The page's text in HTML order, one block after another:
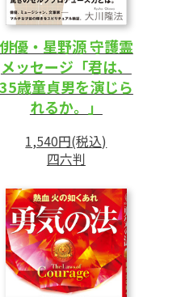
俳優・星野源 守護霊
メッセージ「君は、
35歳童貞男を演じら
れるか。」
1,540円(税込)
四六判